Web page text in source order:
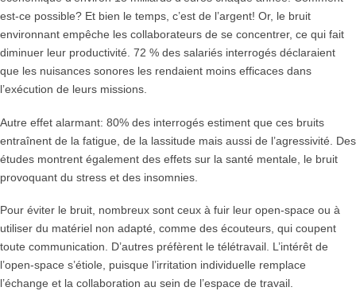
est-ce possible? Et bien le temps, c’est de l’argent! Or, le bruit
environnant empêche les collaborateurs de se concentrer, ce qui fait
diminuer leur productivité. 72 % des salariés interrogés déclaraient
que les nuisances sonores les rendaient moins efficaces dans
l’exécution de leurs missions.
Autre effet alarmant: 80% des interrogés estiment que ces bruits
entraînent de la fatigue, de la lassitude mais aussi de l’agressivité. Des
études montrent également des effets sur la santé mentale, le bruit
provoquant du stress et des insomnies.
Pour éviter le bruit, nombreux sont ceux à fuir leur open-space ou à
utiliser du matériel non adapté, comme des écouteurs, qui coupent
toute communication. D’autres préfèrent le télétravail. L’intérêt de
l’open-space s’étiole, puisque l’irritation individuelle remplace
l’échange et la collaboration au sein de l’espace de travail.